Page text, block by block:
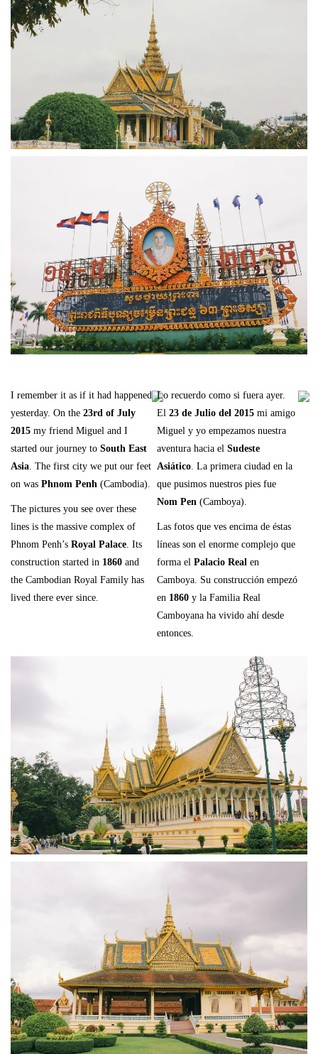
I remember it as if it had happened
yesterday. On the 23rd of July
2015 my friend Miguel and I
started our journey to South East
Asia . The first city we put our feet
on was Phnom Penh (Cambodia).
The pictures you see over these
lines is the massive complex of
Phnom Penh’s Royal Palace . Its
construction started in 1860 and
the Cambodian Royal Family has
lived there ever since.
Lo recuerdo como si fuera ayer.
El 23 de Julio del 2015mi amigo
Miguel y yo empezamos nuestra
aventura hacia el Sudeste
Asiático. La primera ciudad en la
que pusimos nuestros pies fue
Nom Pen (Camboya).
Las fotos que ves encima de éstas
líneas son el enorme complejo que
forma el Palacio Real en
Camboya. Su construcción empezó
en 1860 y la Familia Real
Camboyana ha vivido ahí desde
entonces.